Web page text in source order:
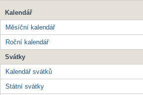
Kalendář
Měsíční kalendář
Roční kalendář
Svátky
Kalendář svátků
Státní svátky